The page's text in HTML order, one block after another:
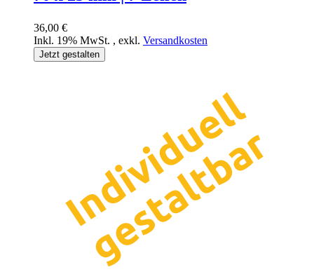
36,00 €
Inkl. 19% MwSt. , exkl. Versandkosten
Jetzt gestalten